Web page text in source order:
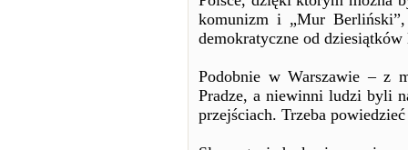
komunizm i „Mur Berliński”,
demokratyczne od
Podobnie w Warszawie – z
Pradze, a niewinni ludzi byli
przejściach. Trzeba